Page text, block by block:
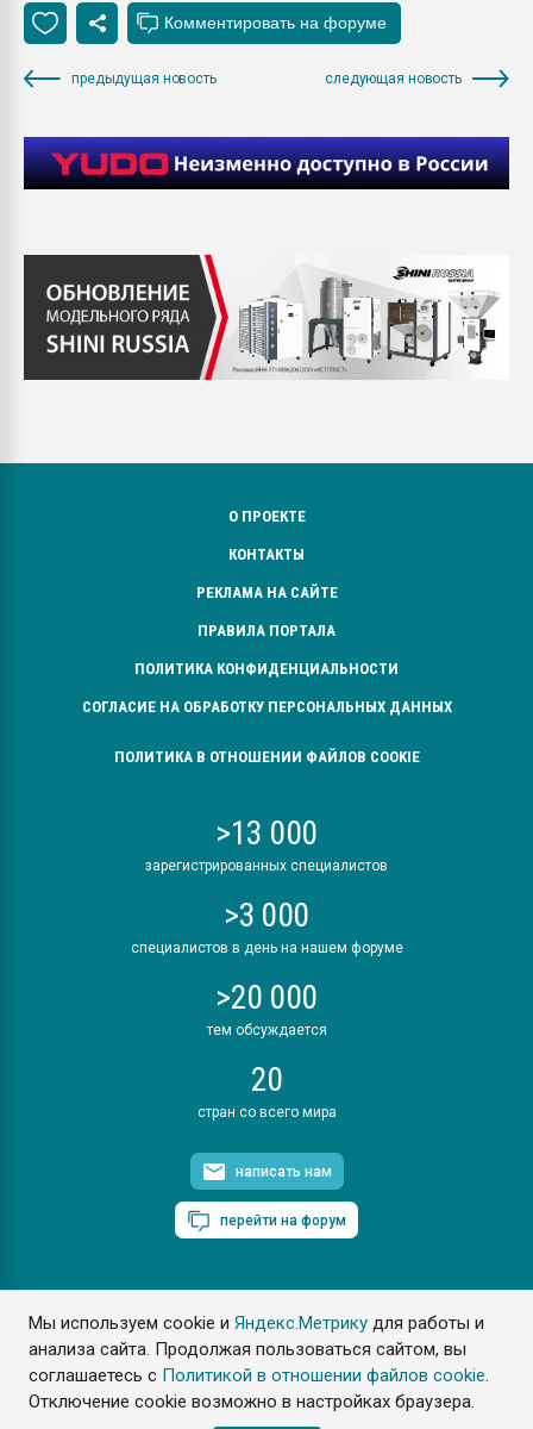
Мы используем cookie иЯндекс.Метрику для работы и
анализа сайта. Продолжая пользоваться сайтом, вы
соглашаетесь с Политикой в отношении файлов cookie.
Отключение cookie возможно в настройках браузера.
предыдущая новость следующая новость
О ПРОЕКТЕ
КОНТАКТЫ
РЕКЛАМА НА САЙТЕ
ПРАВИЛА ПОРТАЛА
ПОЛИТИКА КОНФИДЕНЦИАЛЬНОСТИ
СОГЛАСИЕ НА ОБРАБОТКУ ПЕРСОНАЛЬНЫХ ДАННЫХ
ПОЛИТИКА В ОТНОШЕНИИ ФАЙЛОВ COOKIE
>13 000
зарегистрированных специалистов
>3 000
специалистов в день на нашем форуме
>20 000
тем обсуждается
20
стран со всего мира
написать нам
перейти на форум
ПластЭксперт © 2006. Все права защищены
Разрешается копирование материалов сайта с обязательной
ссылкой на www.e-plastic.ru
Разработка сайта